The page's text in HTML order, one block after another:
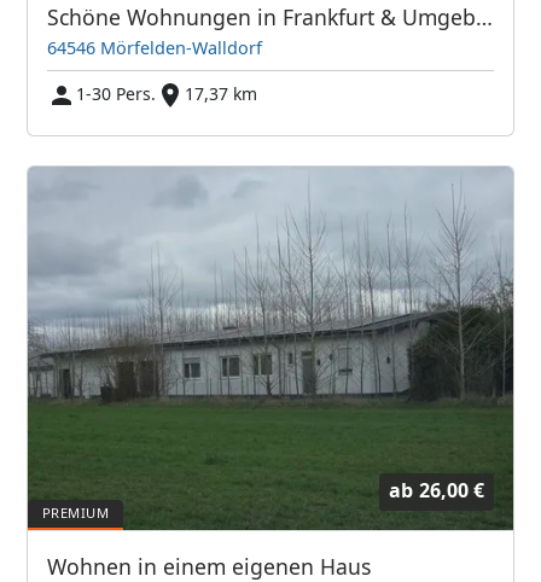
Schöne Wohnungen in Frankfurt & Umgebung - PIM APARTMENTS
64546 Mörfelden-Walldorf
1-30 Pers.
17,37 km
ab 26,00 €
Wohnen in einem eigenen Haus